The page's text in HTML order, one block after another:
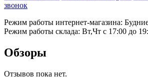
звонок
Режим работы интернет-магазина:
Режим работы склада: Вт,Чт с 17:00 до
Обзоры
Отзывов пока нет.